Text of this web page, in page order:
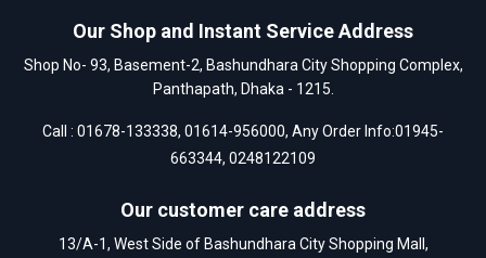
Our Shop and Instant Service Address
Shop No- 93, Basement-2, Bashundhara City Shopping Complex,
Panthapath, Dhaka - 1215.
Call : 01678-133338, 01614-956000, Any Order Info:01945-
663344, 0248122109
Our customer care address
13/A-1, West Side of Bashundhara City Shopping Mall,